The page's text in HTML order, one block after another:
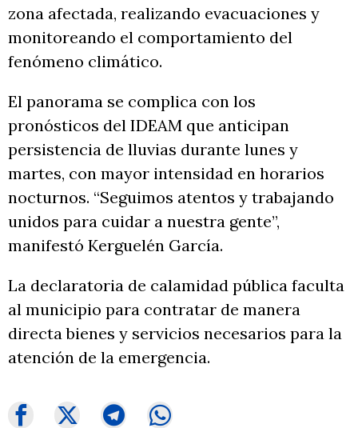
zona afectada, realizando evacuaciones y
monitoreando el comportamiento del
fenómeno climático.
El panorama se complica con los
pronósticos del IDEAM que anticipan
persistencia de lluvias durante lunes y
martes, con mayor intensidad en horarios
nocturnos. “Seguimos atentos y trabajando
unidos para cuidar a nuestra gente”,
manifestó Kerguelén García.
La declaratoria de calamidad pública faculta
al municipio para contratar de manera
directa bienes y servicios necesarios para la
atención de la emergencia.